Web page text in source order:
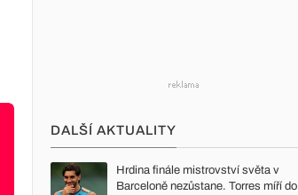
DALŠÍ AKTUALITY
Hrdina finále mistrovství světa v
Barceloně nezůstane. Torres míří do